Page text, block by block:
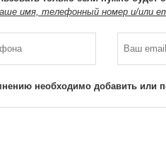
имя, телефонный номер и/или
необходимо добавить или